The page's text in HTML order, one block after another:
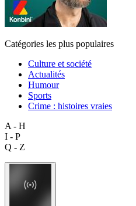
Catégories les plus populaires
Culture et société
Actualités
Humour
Sports
Crime : histoires vraies
A - H
I - P
Q - Z